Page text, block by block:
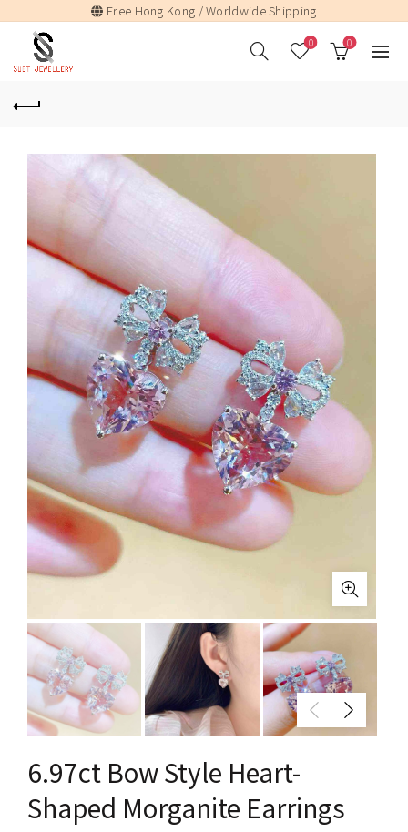
Free Hong Kong / Worldwide Shipping
0 0
6.97ct Bow Style Heart-
Shaped Morganite Earrings